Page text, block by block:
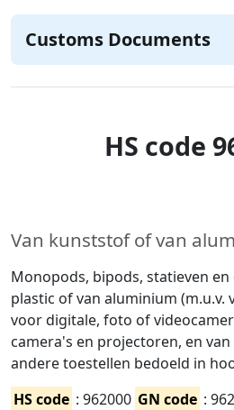
Customs Documents
HS code
Van kunststof of van
Monopods, bipods, statieven
plastic of van aluminium
voor digitale, foto of
camera's en projectoren, en
andere toestellen bedoeld in
HS code : 962000 GN code :